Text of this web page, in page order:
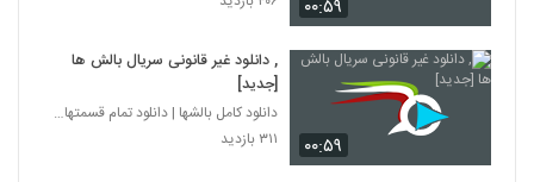
۰۰:۵۹
۰۰:۵۹
, دانلود غیر قانونی سریال بالش ها
[جدید]
دانلود کامل بالشها | دانلود تمام قسمتهای سریال بال
۳۱۱ بازدید